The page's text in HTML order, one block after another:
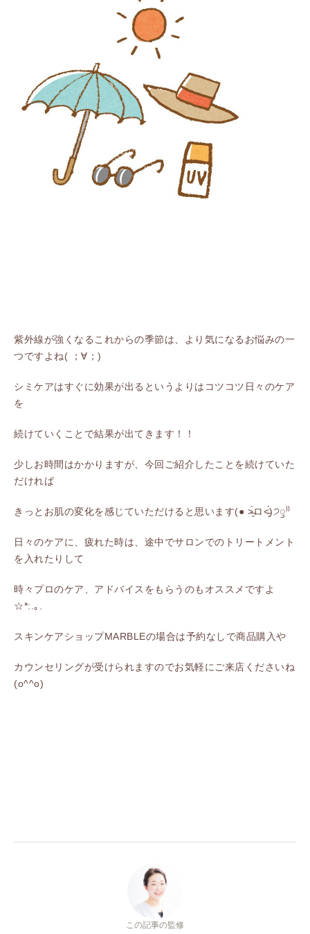
紫外線が強くなるこれからの季節は、より気になるお悩みの一
つですよね( ；∀；)
シミケアはすぐに効果が出るというよりはコツコツ日々のケア
を
続けていくことで結果が出てきます！！
少しお時間はかかりますが、今回ご紹介したことを続けていた
だければ
きっとお肌の変化を感じていただけると思います(● ˃̶͈̀ロ˂̶͈́)੭ꠥ⁾⁾
日々のケアに、疲れた時は、途中でサロンでのトリートメント
を入れたりして
時々プロのケア、アドバイスをもらうのもオススメですよ
☆*:.｡.
スキンケアショップMARBLEの場合は予約なしで商品購入や
カウンセリングが受けられますのでお気軽にご来店くださいね
(o^^o)
この記事の監修